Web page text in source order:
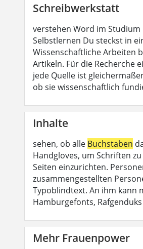
Schreibwerkstatt
verstehen Word im
Selbstlernen Du steckst in
Wissenschaftliche Arbeiten
Artikeln. Für die Recherche
jede Quelle ist
ob sie wissenschaftlich
Inhalte
sehen, ob alle Buchstaben
Handgloves, um Schriften
Seiten einzurichten.
zusammengestellten
Typoblindtext. An ihm kann
Hamburgefonts, Rafgenduks
Mehr Frauenpower